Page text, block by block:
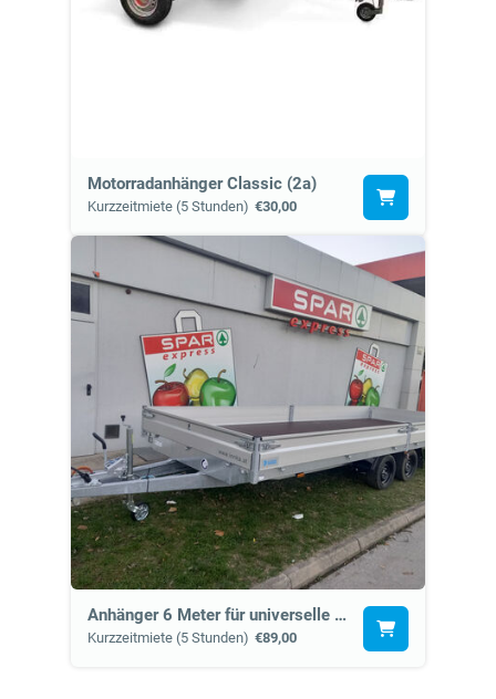
Motorradanhänger Classic (2a)
Kurzzeitmiete (5 Stunden) €30,00
Anhänger 6 Meter für universelle Verwendung (15a)
Kurzzeitmiete (5 Stunden) €89,00